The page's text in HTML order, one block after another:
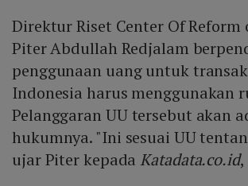
Direktur Riset Center Of Reform
Piter Abdullah Redjalam
penggunaan uang untuk
Indonesia harus menggunakan
Pelanggaran UU tersebut akan
hukumnya. "Ini sesuai UU
ujar Piter kepada Katadata.co.id,